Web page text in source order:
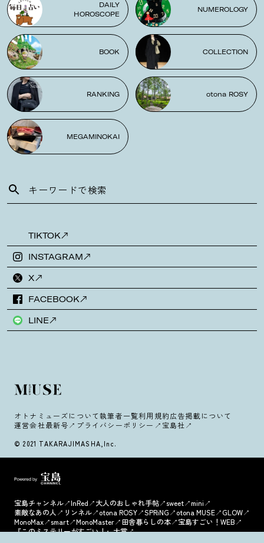
DAILY
HOROSCOPE
NUMEROLOGY
BOOK COLLECTION
RANKING otona ROSY
MEGAMINOKAI
TIKTOK
INSTAGRAM
X
FACEBOOK
LINE
オトナミューズについて執筆者一覧利用規約広告掲載について
運営会社最新号 プライバシーポリシー 宝島社
© 2021 TAKARAJIMASHA,Inc.
宝島チャンネル InRed 大人のおしゃれ手帖 sweet
mini
素敵なあの人
リンネル otona ROSY SPRiNG otona MUSE
GLOW
MonoMax
smart MonoMaster 田舎暮らしの本
宝島すごい！WEB
『このミステリーがすごい！』大賞